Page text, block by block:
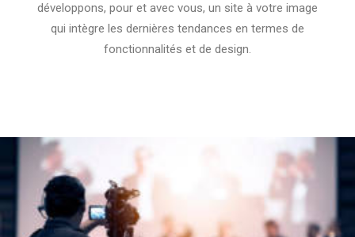
développons, pour et avec vous, un site à votre image
qui intègre les dernières tendances en termes de
fonctionnalités et de design.